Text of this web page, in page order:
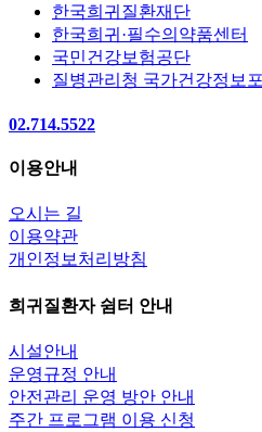
한국희귀질환재단
한국희귀·필수의약품센터
국민건강보험공단
질병관리청 국가건강정보
02.714.5522
이용안내
오시는 길
이용약관
개인정보처리방침
희귀질환자 쉼터 안내
시설안내
운영규정 안내
안전관리 운영 방안 안내
주간 프로그램 이용 신청